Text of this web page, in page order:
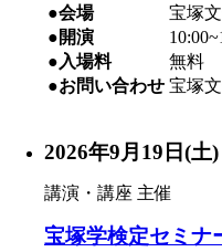
●会場
宝塚
●開演
●入場料
無料
●お問い合わせ 宝塚
2026年9月19日(土)
講演・講座 主催
宝塚学検定セミ